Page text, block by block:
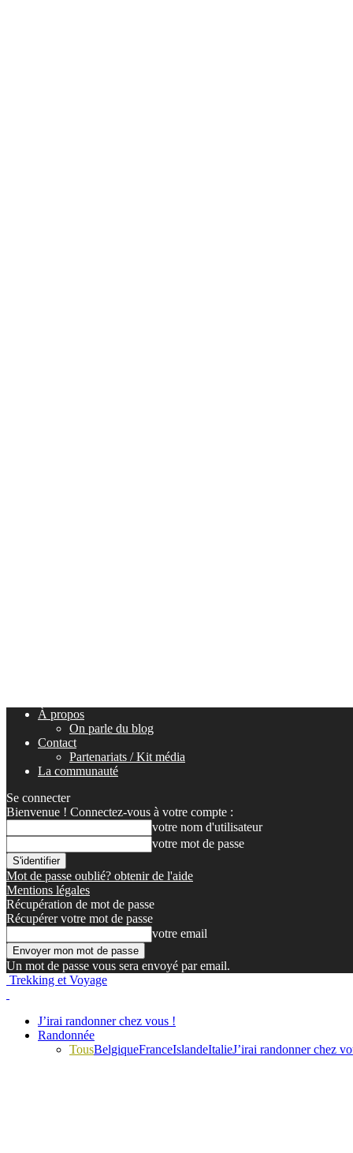
À propos
On parle du blog
Contact
Partenariats / Kit média
La communauté
Se connecter
Bienvenue ! Connectez-vous à votre compte :
votre nom d'utilisateur
votre mot de passe
Mot de passe oublié? obtenir de l'aide
Mentions légales
Récupération de mot de passe
Récupérer votre mot de passe
votre email
Un mot de passe vous sera envoyé par email.
Trekking et Voyage
J’irai randonner chez vous !
Randonnée
TousBelgiqueFranceIslandeItalieJ’irai randonner chez